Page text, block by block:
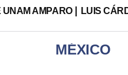
AMPARO LUIS
MÉXICO